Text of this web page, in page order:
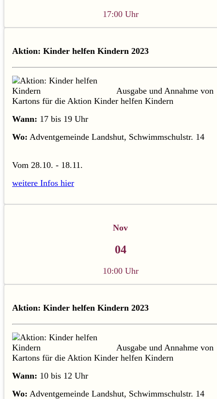
17:00 Uhr
Aktion: Kinder helfen Kindern 2023
Ausgabe und Annahme von
Kartons für die Aktion Kinder helfen Kindern
Wann: 17 bis 19 Uhr
Wo: Adventgemeinde Landshut, Schwimmschulstr. 14
Vom 28.10. - 18.11.
weitere Infos hier
Nov
04
10:00 Uhr
Aktion: Kinder helfen Kindern 2023
Ausgabe und Annahme von
Kartons für die Aktion Kinder helfen Kindern
Wann: 10 bis 12 Uhr
Wo: Adventgemeinde Landshut, Schwimmschulstr. 14